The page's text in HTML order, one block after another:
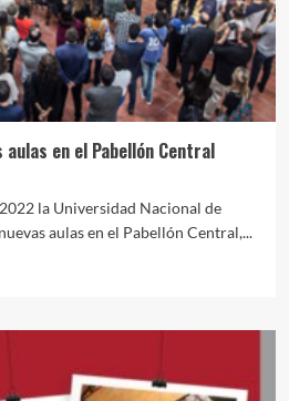
aulas en el Pabellón Central
la Universidad Nacional de
aulas en el Pabellón Central,...